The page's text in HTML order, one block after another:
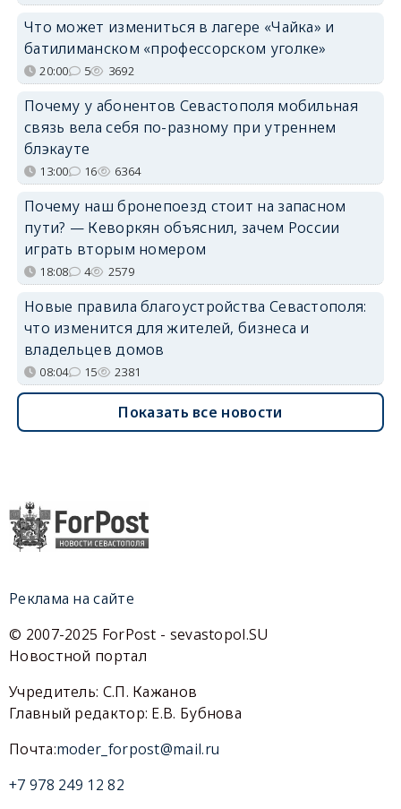
Что может измениться в лагере «Чайка» и
батилиманском «профессорском уголке»
20:00 5 3692
Почему у абонентов Севастополя мобильная
связь вела себя по-разному при утреннем
блэкауте
13:00 16 6364
Почему наш бронепоезд стоит на запасном
пути? — Кеворкян объяснил, зачем России
играть вторым номером
18:08 4 2579
Новые правила благоустройства Севастополя:
что изменится для жителей, бизнеса и
владельцев домов
08:04 15 2381
Показать все новости
Реклама на сайте
© 2007-2025 ForPost - sevastopol.SU
Новостной портал
Учредитель: С.П. Кажанов
Главный редактор: Е.В. Бубнова
Почта:moder_forpost@mail.ru
+7 978 249 12 82